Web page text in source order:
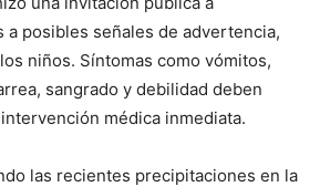
a posibles señales de advertencia,
niños. Síntomas como vómitos,
sangrado y debilidad deben
médica inmediata.
las recientes precipitaciones en la